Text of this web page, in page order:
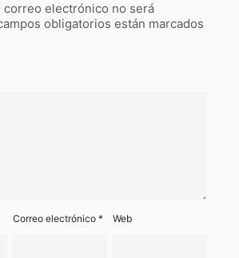
correo electrónico no será
obligatorios están marcados
Correo electrónico* Web